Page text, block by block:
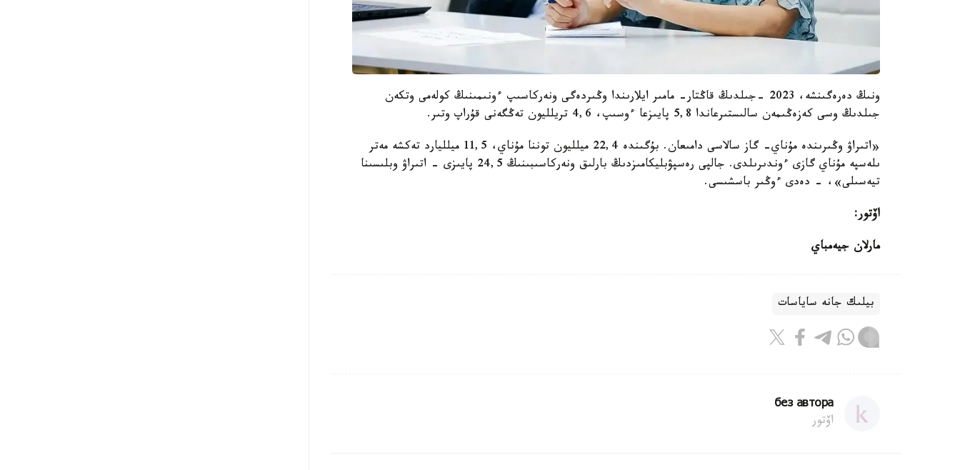
ونىڭ دەرەگىنشە، 2023 -جىلدىڭ قاڭتار- مامىر ايلارىندا وڭىردەگى ونەركاسىپ ءونىمىنىڭ كولەمى وتكەن
جىلدىڭ وسى كەزەڭىمەن سالىستىرعاندا 5,8 پايىزعا ءوسىپ، 4,6 تريلليون تەڭگەنى قۇراپ وتىر.
«اتىراۋ وڭىرىندە مۇناي- گاز سالاسى دامىعان. بۇگىندە 22,4 ميلليون توننا مۇناي، 11,5 ميلليارد تەكشە مەتر
ىلەسپە مۇناي گازى ءوندىرىلدى. جالپى رەسپۋبليكامىزدىڭ بارلىق ونەركاسىبىنىڭ 24,5 پايىزى - اتىراۋ وبلىسىنا
تيەسىلى»، - دەدى ءوڭىر باسشىسى.
اۆتور:
مارلان جيەمباي
بيلىك جانە ساياسات
без автора
اۆتور